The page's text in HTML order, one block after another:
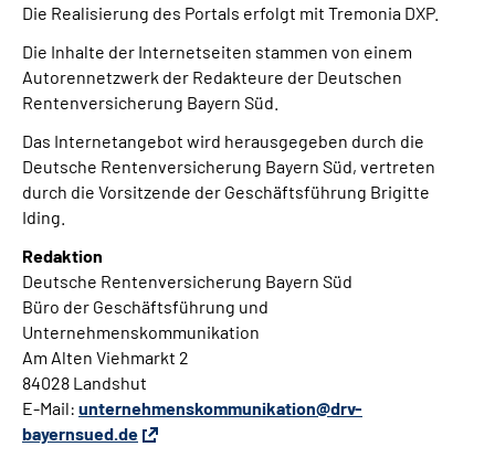
Die Realisierung des Portals erfolgt mit Tremonia DXP.
Die Inhalte der Internetseiten stammen von einem
Autorennetzwerk der Redakteure der Deutschen
Rentenversicherung Bayern Süd.
Das Internetangebot wird herausgegeben durch die
Deutsche Rentenversicherung Bayern Süd, vertreten
durch die Vorsitzende der Geschäftsführung Brigitte
Iding.
Redaktion
Deutsche Rentenversicherung Bayern Süd
Büro der Geschäftsführung und
Unternehmenskommunikation
Am Alten Viehmarkt 2
84028 Landshut
E-Mail: unternehmenskommunikation@drv-
bayernsued.de